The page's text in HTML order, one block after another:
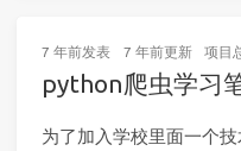
7 年前发表 7 年前更新 项目
python爬虫学习
为了加入学校里面一个